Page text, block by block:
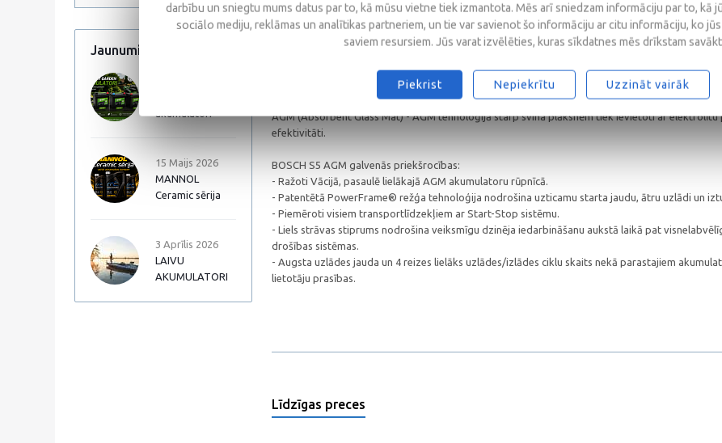
Jaunumi
akumulatori
15 Maijs 2026
MANNOL
Ceramic sērija
3 Aprīlis 2026
LAIVU
AKUMULATORI
Apraksts Specifikācija Atsauksmes
BOSCH S5 AGM ir ideāli piemēroti transportlīdzekļiem ar augstu enerģijas patēriņu un
AGM (Absorbent Glass Mat) - AGM tehnoloģijā starp svina plāksnēm tiek ievietoti ar
efektivitāti.
BOSCH S5 AGM galvenās priekšrocības:
- Ražoti Vācijā, pasaulē lielākajā AGM akumulatoru rūpnīcā.
- Patentētā PowerFrame® režģa tehnoloģija nodrošina uzticamu starta jaudu, ātru uzlādi un
- Piemēroti visiem transportlīdzekļiem ar Start-Stop sistēmu.
- Liels strāvas stiprums nodrošina veiksmīgu dzinēja iedarbināšanu aukstā laikā pat
drošības sistēmas.
- Augsta uzlādes jauda un 4 reizes lielāks uzlādes/izlādes ciklu skaits nekā parastajiem
lietotāju prasības.
Līdzīgas preces
darbību un sniegtu mums datus par to, kā mūsu vietne tiek izmantota. Mēs arī sniedzam informāciju par to, kā
sociālo mediju, reklāmas un analītikas partneriem, un tie var savienot šo informāciju ar citu informāciju, ko
saviem resursiem. Jūs varat izvēlēties, kuras sīkdatnes mēs drīkstam
Piekrist Nepiekrītu Uzzināt vairāk